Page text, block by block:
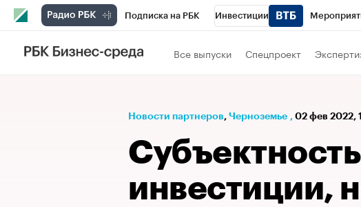
Подписка на РБК Инвестиции
РБК Вино
Проверка контрагентов
Все выпуски Спецпроект
Новости партнеров⁠, Черноземье , 02 фев 2022,
инвестиции,